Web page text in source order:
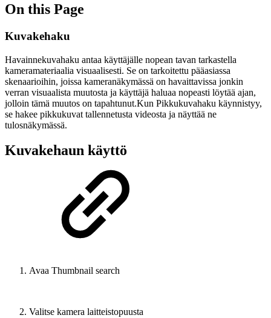
On this Page
Kuvakehaku
Havainnekuvahaku antaa käyttäjälle nopean tavan tarkastella
kameramateriaalia visuaalisesti. Se on tarkoitettu pääasiassa
skenaarioihin, joissa kameranäkymässä on havaittavissa jonkin
verran visuaalista muutosta ja käyttäjä haluaa nopeasti löytää ajan,
jolloin tämä muutos on tapahtunut.Kun Pikkukuvahaku käynnistyy,
se hakee pikkukuvat tallennetusta videosta ja näyttää ne
tulosnäkymässä.
Kuvakehaun käyttö
Avaa Thumbnail search
Valitse kamera laitteistopuusta